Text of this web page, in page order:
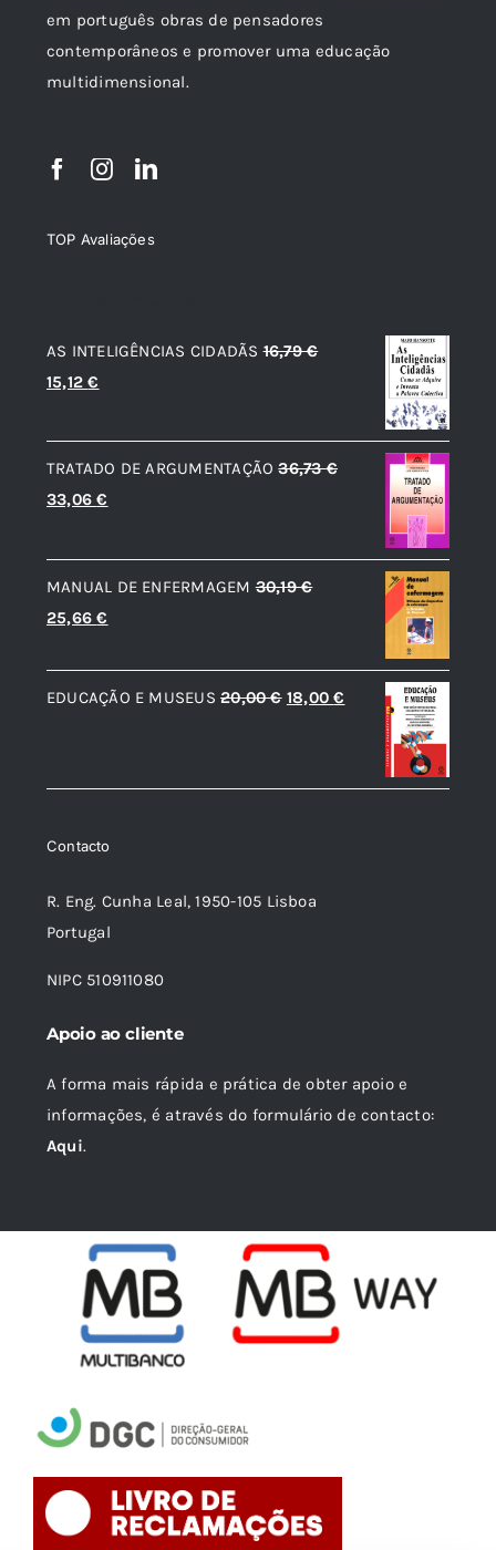
em português obras de pensadores
contemporâneos e promover uma educação
multidimensional.
TOP Avaliações
AS INTELIGÊNCIAS CIDADÃS 16,79€
O
original
era:
16,79 €.
15,12€
atual
é:
15,12 €.
TRATADO DE ARGUMENTAÇÃO 36,73€
O
original
era:
36,73 €.
33,06€
atual
é:
33,06 €.
MANUAL DE ENFERMAGEM 30,19€
O
era:
25,66€
é:
EDUCAÇÃO E MUSEUS 20,00€ O
era:
18,00€
preço
é:
Contacto
R. Eng. Cunha Leal, 1950-105 Lisboa
Portugal
NIPC 510911080
Apoio ao cliente
A forma mais rápida e prática de obter apoio e
informações, é através do formulário de contacto:
Aqui.